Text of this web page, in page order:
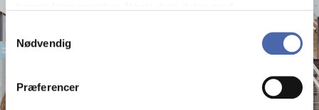
markedsføring. Du bestemmer selv - og kan altid trække
Nødvendig
Præferencer